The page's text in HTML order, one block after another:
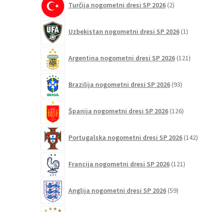
Turčija nogometni dresi SP 2026 2izdelka
Uzbekistan nogometni dresi SP 2026 1izdelek
Argentina nogometni dresi SP 2026 121izdelkov
Brazilija nogometni dresi SP 2026 93izdelkov
Španija nogometni dresi SP 2026 126izdelkov
Portugalska nogometni dresi SP 2026 142
Francija nogometni dresi SP 2026 121izdelkov
Anglija nogometni dresi SP 2026 59izdelkov